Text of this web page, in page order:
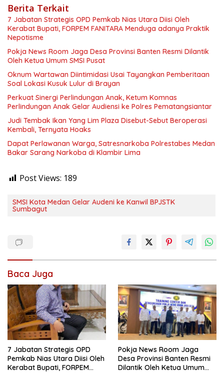
Berita Terkait
7 Jabatan Strategis OPD Pemkab Nias Utara Diisi Oleh
Kerabat Bupati, FORPEM FANITARA Menduga adanya Praktik
Nepotisme
Pokja News Room Jaga Desa Provinsi Banten Resmi Dilantik
Oleh Ketua Umum SMSI Pusat
Oknum Wartawan Diintimidasi Usai Tayangkan Pemberitaan
Soal Lokasi Kusuk Lulur di Brayan
Perkuat Sinergi Perlindungan Anak, Ketum Komnas
Perlindungan Anak Gelar Audiensi ke Polres Pematangsiantar
Judi Tembak Ikan Yang Lim Plaza Disebut-Sebut Beroperasi
Kembali, Ternyata Hoaks
Dapat Perlawanan Warga, Satresnarkoba Polrestabes Medan
Bakar Sarang Narkoba di Klambir Lima
Post Views: 189
SMSI Kota Medan Gelar Audeni ke Kanwil BPJSTK
Sumbagut
Baca Juga
7 Jabatan Strategis OPD
Pemkab Nias Utara Diisi Oleh
Kerabat Bupati, FORPEM
Pokja News Room Jaga
Desa Provinsi Banten Resmi
Dilantik Oleh Ketua Umum